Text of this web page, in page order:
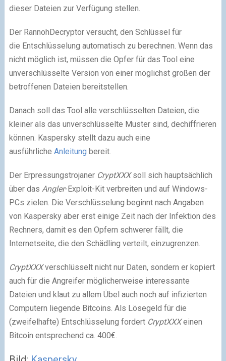
dieser Dateien zur Verfügung stellen.
Der RannohDecryptor versucht, den Schlüssel für
die Entschlüsselung automatisch zu berechnen. Wenn das
nicht möglich ist, müssen die Opfer für das Tool eine
unverschlüsselte Version von einer möglichst großen der
betroffenen Dateien bereitstellen.
Danach soll das Tool alle verschlüsselten Dateien, die
kleiner als das unverschlüsselte Muster sind, dechiffrieren
können. Kaspersky stellt dazu auch eine
ausführliche Anleitung bereit.
Der Erpressungstrojaner CryptXXXsoll sich hauptsächlich
über das Angler-Exploit-Kit verbreiten und auf Windows-
PCs zielen. Die Verschlüsselung beginnt nach Angaben
von Kaspersky aber erst einige Zeit nach der Infektion des
Rechners, damit es den Opfern schwerer fällt, die
Internetseite, die den Schädling verteilt, einzugrenzen.
CryptXXXverschlüsselt nicht nur Daten, sondern er kopiert
auch für die Angreifer möglicherweise interessante
Dateien und klaut zu allem Übel auch noch auf infizierten
Computern liegende Bitcoins. Als Lösegeld für die
(zweifelhafte) Entschlüsselung fordert CryptXXXeinen
Bitcoin entsprechend ca. 400€.